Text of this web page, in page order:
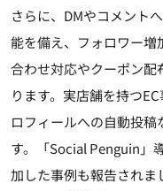
さらに、DMやコメント
能を備え、フォロワー増
合わせ対応やクーポン配
ります。実店舗を持つ
ロフィールへの自動投
す。「Social Penguin」
加した事例も報告されま